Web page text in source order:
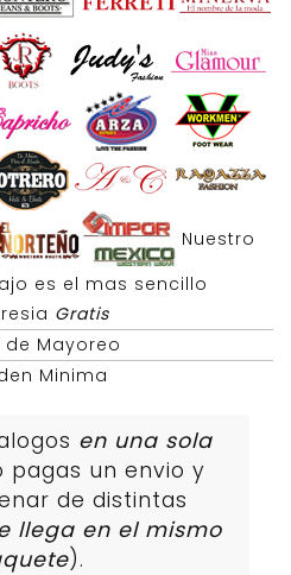
Nuestro
es el mas sencillo
Gratis
de Mayoreo
Minima
en una sola
pagas un envio y
de distintas
llega en el mismo
).